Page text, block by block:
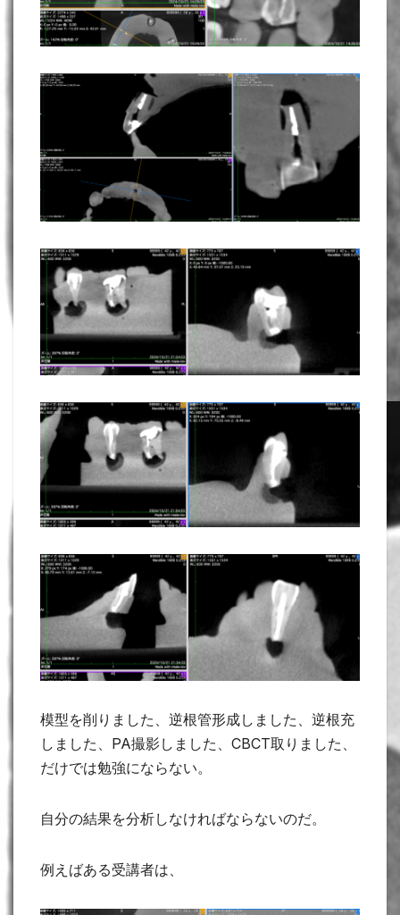
模型を削りました、逆根管形成しました、逆根充
しました、PA撮影しました、CBCT取りました、
だけでは勉強にならない。
自分の結果を分析しなければならないのだ。
例えばある受講者は、